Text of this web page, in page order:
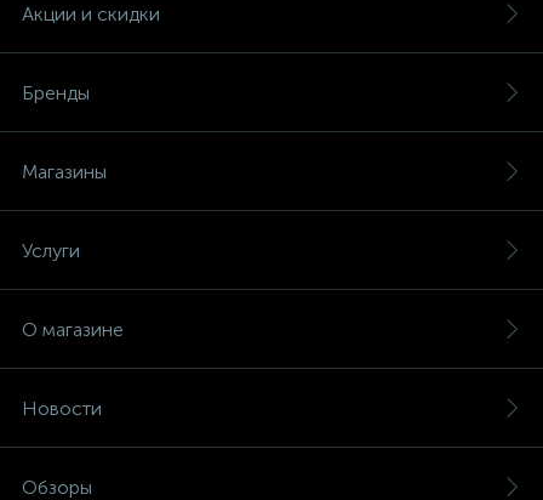
Акции и скидки
Бренды
Магазины
Услуги
О магазине
Новости
Обзоры